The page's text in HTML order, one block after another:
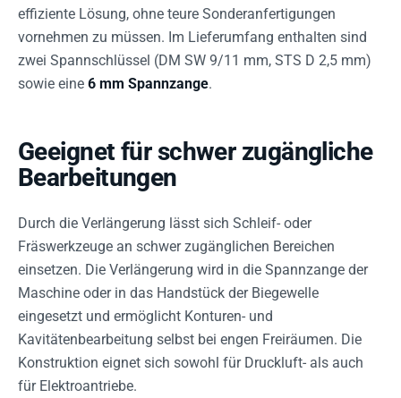
effiziente Lösung, ohne teure Sonderanfertigungen
vornehmen zu müssen. Im Lieferumfang enthalten sind
zwei Spannschlüssel (DM SW 9/11 mm, STS D 2,5 mm)
sowie eine 6 mm Spannzange.
Geeignet für schwer zugängliche
Bearbeitungen
Durch die Verlängerung lässt sich Schleif- oder
Fräswerkzeuge an schwer zugänglichen Bereichen
einsetzen. Die Verlängerung wird in die Spannzange der
Maschine oder in das Handstück der Biegewelle
eingesetzt und ermöglicht Konturen- und
Kavitätenbearbeitung selbst bei engen Freiräumen. Die
Konstruktion eignet sich sowohl für Druckluft- als auch
für Elektroantriebe.